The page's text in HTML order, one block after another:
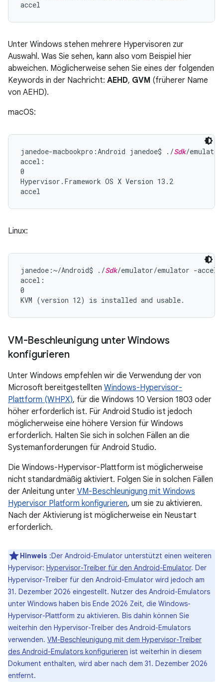
Unter Windows stehen mehrere Hypervisoren zur
Auswahl. Was Sie sehen, kann also vom Beispiel hier
abweichen. Möglicherweise sehen Sie eines der folgenden
Keywords in der Nachricht: AEHD, GVM (früherer Name
von AEHD).
macOS:
janedoe-macbookpro:Android janedoe$ ./Sdk/
accel:
0
Hypervisor.Framework OS X Version 13.2
Linux:
janedoe:~/Android$ ./Sdk/emulator/emulator -accel-
accel:
0
VM-Beschleunigung unter Windows
konfigurieren
Unter Windows empfehlen wir die Verwendung der von
Microsoft bereitgestellten Windows-Hypervisor-
Plattform (WHPX), für die Windows 10 Version 1803 oder
höher erforderlich ist. Für Android Studio ist jedoch
möglicherweise eine höhere Version für Windows
erforderlich. Halten Sie sich in solchen Fällen an die
Systemanforderungen für Android Studio.
Die Windows-Hypervisor-Plattform ist möglicherweise
nicht standardmäßig aktiviert. Folgen Sie in solchen Fällen
der Anleitung unter VM-Beschleunigung mit Windows
Hypervisor Platform konfigurieren, um sie zu aktivieren.
Nach der Aktivierung ist möglicherweise ein Neustart
erforderlich.
Hinweis :Der Android-Emulator unterstützt einen weiteren
Hypervisor: Hypervisor-Treiber für den Android-Emulator. Der
Hypervisor-Treiber für den Android-Emulator wird jedoch am
31. Dezember 2026 eingestellt. Nutzer des Android-Emulators
unter Windows haben bis Ende 2026 Zeit, die Windows-
Hypervisor-Plattform zu aktivieren. Bis dahin können Sie
weiterhin den Hypervisor-Treiber des Android-Emulators
verwenden. VM-Beschleunigung mit dem Hypervisor-Treiber
des Android-Emulators konfigurieren ist weiterhin in diesem
Dokument enthalten, wird aber nach dem 31. Dezember 2026
entfernt.